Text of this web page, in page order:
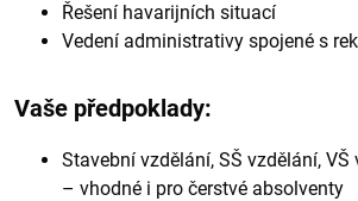
Řešení havarijních situací
Vedení administrativy spojené s
Vaše předpoklady:
Stavební vzdělání, SŠ vzdělání,
– vhodné i pro čerstvé absolventy